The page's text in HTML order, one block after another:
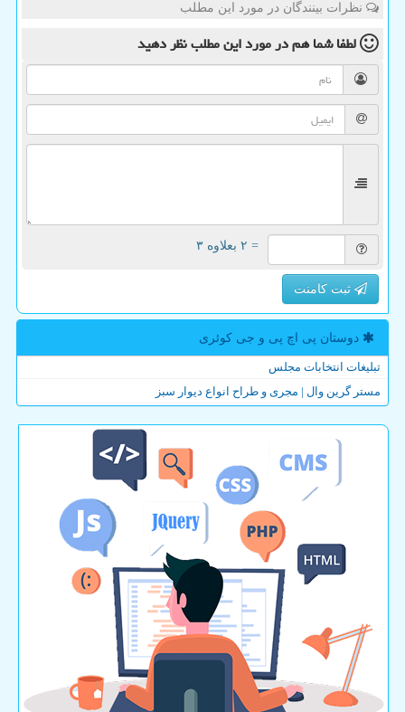
نظرات بینندگان در مورد این مطلب
لطفا شما همدر مورد این مطلبنظر دهید
= ۲ بعلاوه ۳
ثبت کامنت
دوستان پی اچ پی و جی كوئری
تبلیغات انتخابات مجلس
مستر گرین وال | مجری و طراح انواع دیوار سبز